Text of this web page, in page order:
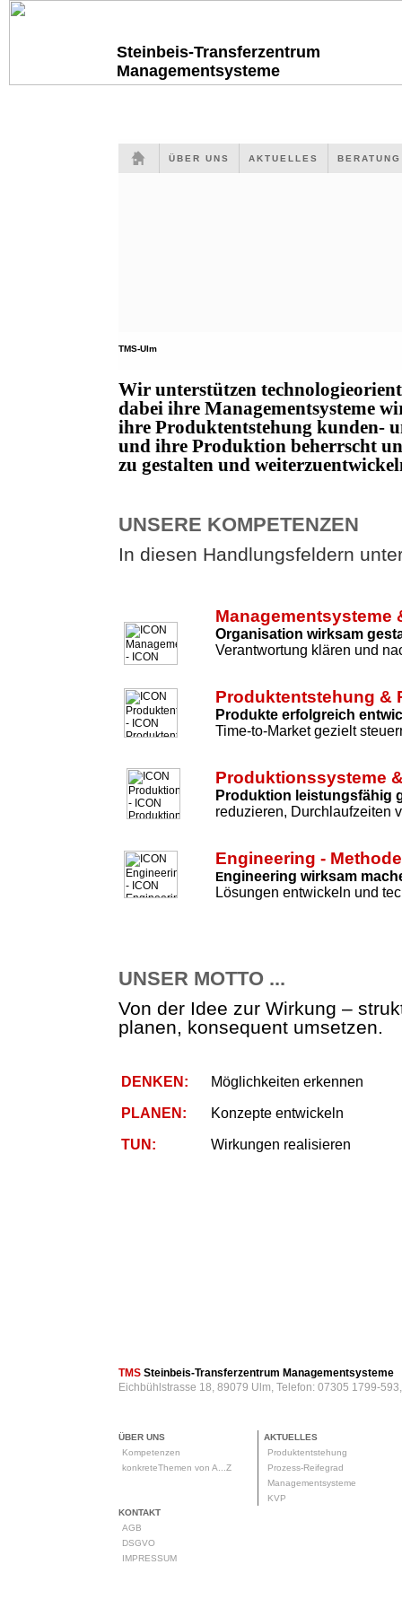
Steinbeis-Transferzentrum
Managementsysteme
ÜBER UNS AKTUELLES
TMS-Ulm
Wir unterstützen
dabei ihre Managementsysteme
ihre Produktentstehung kunden-
und ihre Produktion beherrscht
zu gestalten und
UNSERE KOMPETENZEN
In diesen Handlungsfeldern
Managementsysteme
Organisation wirksam
Verantwortung klären und
Produktentstehung &
Produkte erfolgreich
Time-to-Market gezielt
Produktionssysteme
Produktion leistungsfähig
reduzieren, Durchlaufzeiten
Engineering -
Engineering wirksam
Lösungen entwickeln und
UNSER MOTTO ...
Von der Idee zur Wirkung –
planen, konsequent umsetzen.
DENKEN: Möglichkeiten erkennen
PLANEN: Konzepte entwickeln
TUN: Wirkungen realisieren
TMS Steinbeis-Transferzentrum Managementsysteme
Eichbühlstrasse 18, 89079 Ulm, Telefon: 07305 1799-
ÜBER UNS
Kompetenzen
konkreteThemen von A...Z
AKTUELLES
Produktentstehung
Prozess-Reifegrad
Managementsysteme
KVP
KONTAKT
AGB
DSGVO
IMPRESSUM